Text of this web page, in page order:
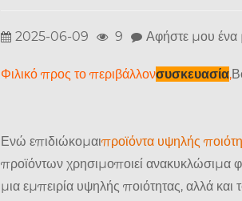
2025-06-09 9 Αφήστε μου
Φιλικό προς το περιβάλλονσυσκευασία,
Ενώ επιδιώκομαιπροϊόντα υψηλής
προϊόντων χρησιμοποιεί ανακυκλώσιμα
μια εμπειρία υψηλής ποιότητας, αλλά